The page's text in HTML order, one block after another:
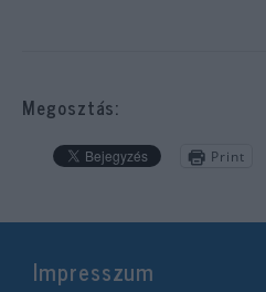
Megosztás:
Print
Impresszum